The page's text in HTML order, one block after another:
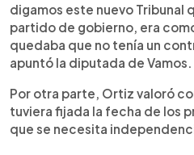
digamos este nuevo Tribunal
partido de gobierno, era
quedaba que no tenía un
apuntó la diputada de Vamos.
Por otra parte, Ortiz valoró
tuviera fijada la fecha de los
que se necesita